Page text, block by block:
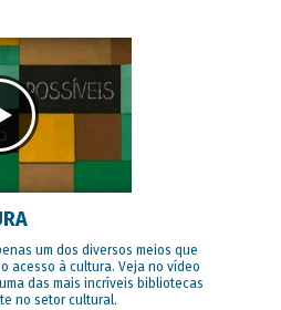
um dos diversos meios que
acesso à cultura. Veja no vídeo
das mais incríveis bibliotecas
no setor cultural.